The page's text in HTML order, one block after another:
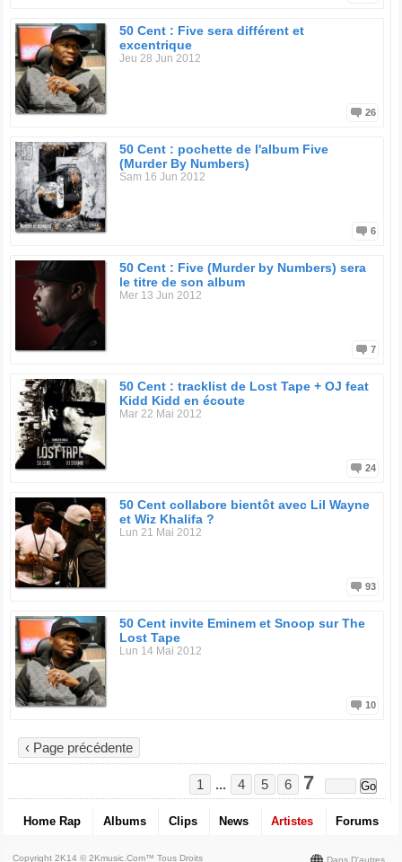
50 Cent : Five sera différent et
excentrique
Jeu 28 Jun 2012
26
50 Cent : pochette de l'album Five
(Murder By Numbers)
Sam 16 Jun 2012
6
50 Cent : Five (Murder by Numbers) sera
le titre de son album
Mer 13 Jun 2012
7
50 Cent : tracklist de Lost Tape + OJ feat
Kidd Kidd en écoute
Mar 22 Mai 2012
24
50 Cent collabore bientôt avec Lil Wayne
et Wiz Khalifa ?
Lun 21 Mai 2012
93
50 Cent invite Eminem et Snoop sur The
Lost Tape
Lun 14 Mai 2012
10
‹ Page précédente
1 ... 4 5 6 7
Home Rap Albums Clips News Artistes Forums
Dans D'autres
Copyright 2K14 © 2Kmusic.com™Tous Droits